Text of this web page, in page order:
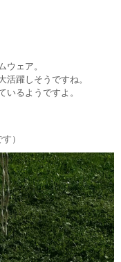
ェア。
躍しそうですね。
るようですよ。
）